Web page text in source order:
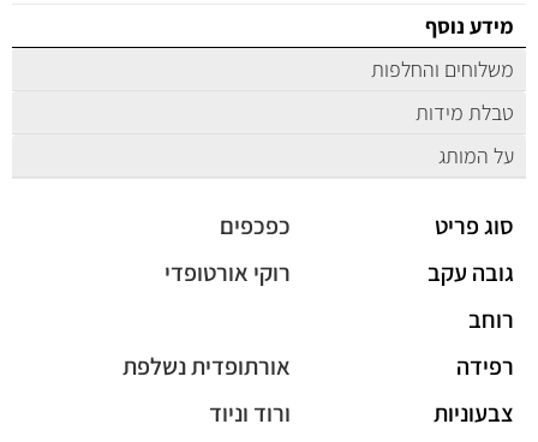
מידע נוסף
משלוחים והחלפות
טבלת מידות
על המותג
סוג פריט
כפכפים
גובה עקב
רוקי אורטופדי
רוחב
רפידה
אורתופדית נשלפת
צבעוניות
ורוד וניוד